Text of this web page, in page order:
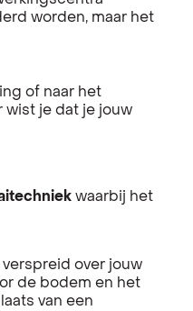
worden, maar het
of naar het
wist je dat je jouw
waarbij het
over jouw
de bodem en het
van een